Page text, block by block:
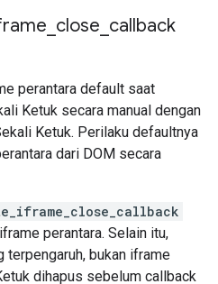
close callback
perantara default saat
Ketuk secara manual dengan
Ketuk. Perilaku defaultnya
dari DOM secara
perantara. Selain itu,
terpengaruh, bukan iframe
dihapus sebelum callback